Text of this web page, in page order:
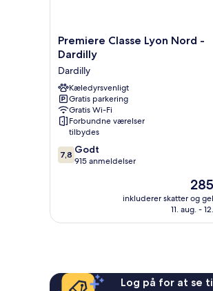
Premiere
Classe
Nord
-
Dardilly
Dardilly
Premiere Classe Lyon Nord -
Dardilly
Dardilly
Kæledyrsvenligt
Gratis parkering
Gratis Wi-Fi
Forbundne værelser
tilbydes
7.8
ud
anmeldelser
7,8 Godt
915 anmeldelser
Prisen
285
inkluderer skatter og
11. aug. -
Log på for at se